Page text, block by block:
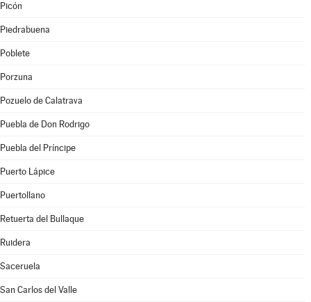
Picón
Piedrabuena
Poblete
Porzuna
Pozuelo de Calatrava
Puebla de Don Rodrigo
Puebla del Príncipe
Puerto Lápice
Puertollano
Retuerta del Bullaque
Ruidera
Saceruela
San Carlos del Valle